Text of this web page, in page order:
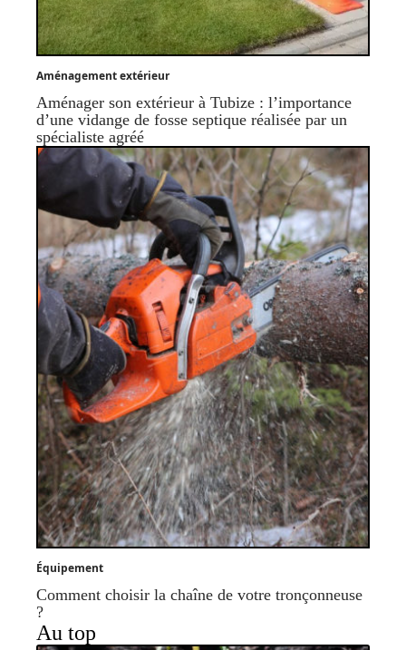
Aménagement extérieur
Aménager son extérieur à Tubize : l’importance
d’une vidange de fosse septique réalisée par un
spécialiste agréé
Équipement
Comment choisir la chaîne de votre tronçonneuse
?
Au top